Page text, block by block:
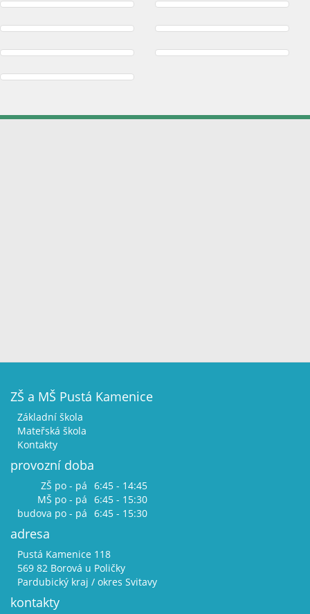
ZŠ a MŠ Pustá Kamenice
Základní škola
Mateřská škola
Kontakty
provozní doba
ZŠ po - pá 6:45 - 14:45
MŠ po - pá 6:45 - 15:30
budova po - pá 6:45 - 15:30
adresa
Pustá Kamenice 118
569 82 Borová u Poličky
Pardubický kraj / okres Svitavy
kontakty